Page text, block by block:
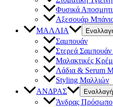
Φυσικά
Αξεσουάρ
ΜΑΛΛΙΑ
Σαμπουάν
Στερεά
Μαλακτικές
Λάδια & Serum
Styling Μαλλιών
ΑΝΔΡΑΣ
Άνδρας Πρόσωπο